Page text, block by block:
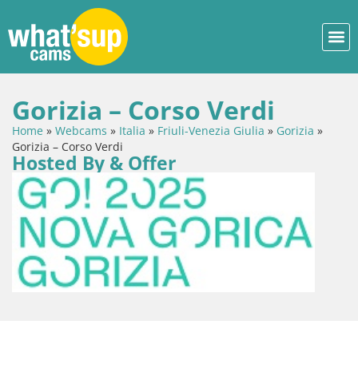
Gorizia – Corso Verdi
Home » Webcams » Italia » Friuli-Venezia Giulia » Gorizia »
Gorizia – Corso Verdi
Hosted By & Offer